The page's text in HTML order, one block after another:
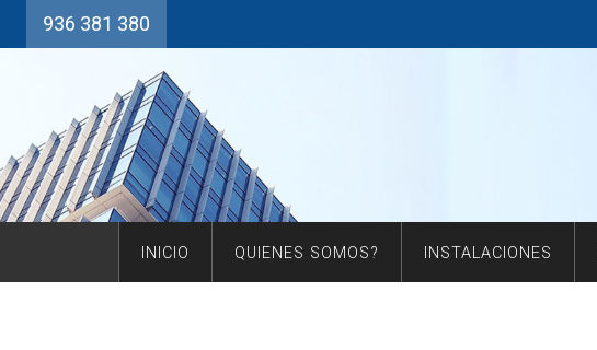
936 381 380
INICIO QUIENES SOMOS? INSTALACIONES